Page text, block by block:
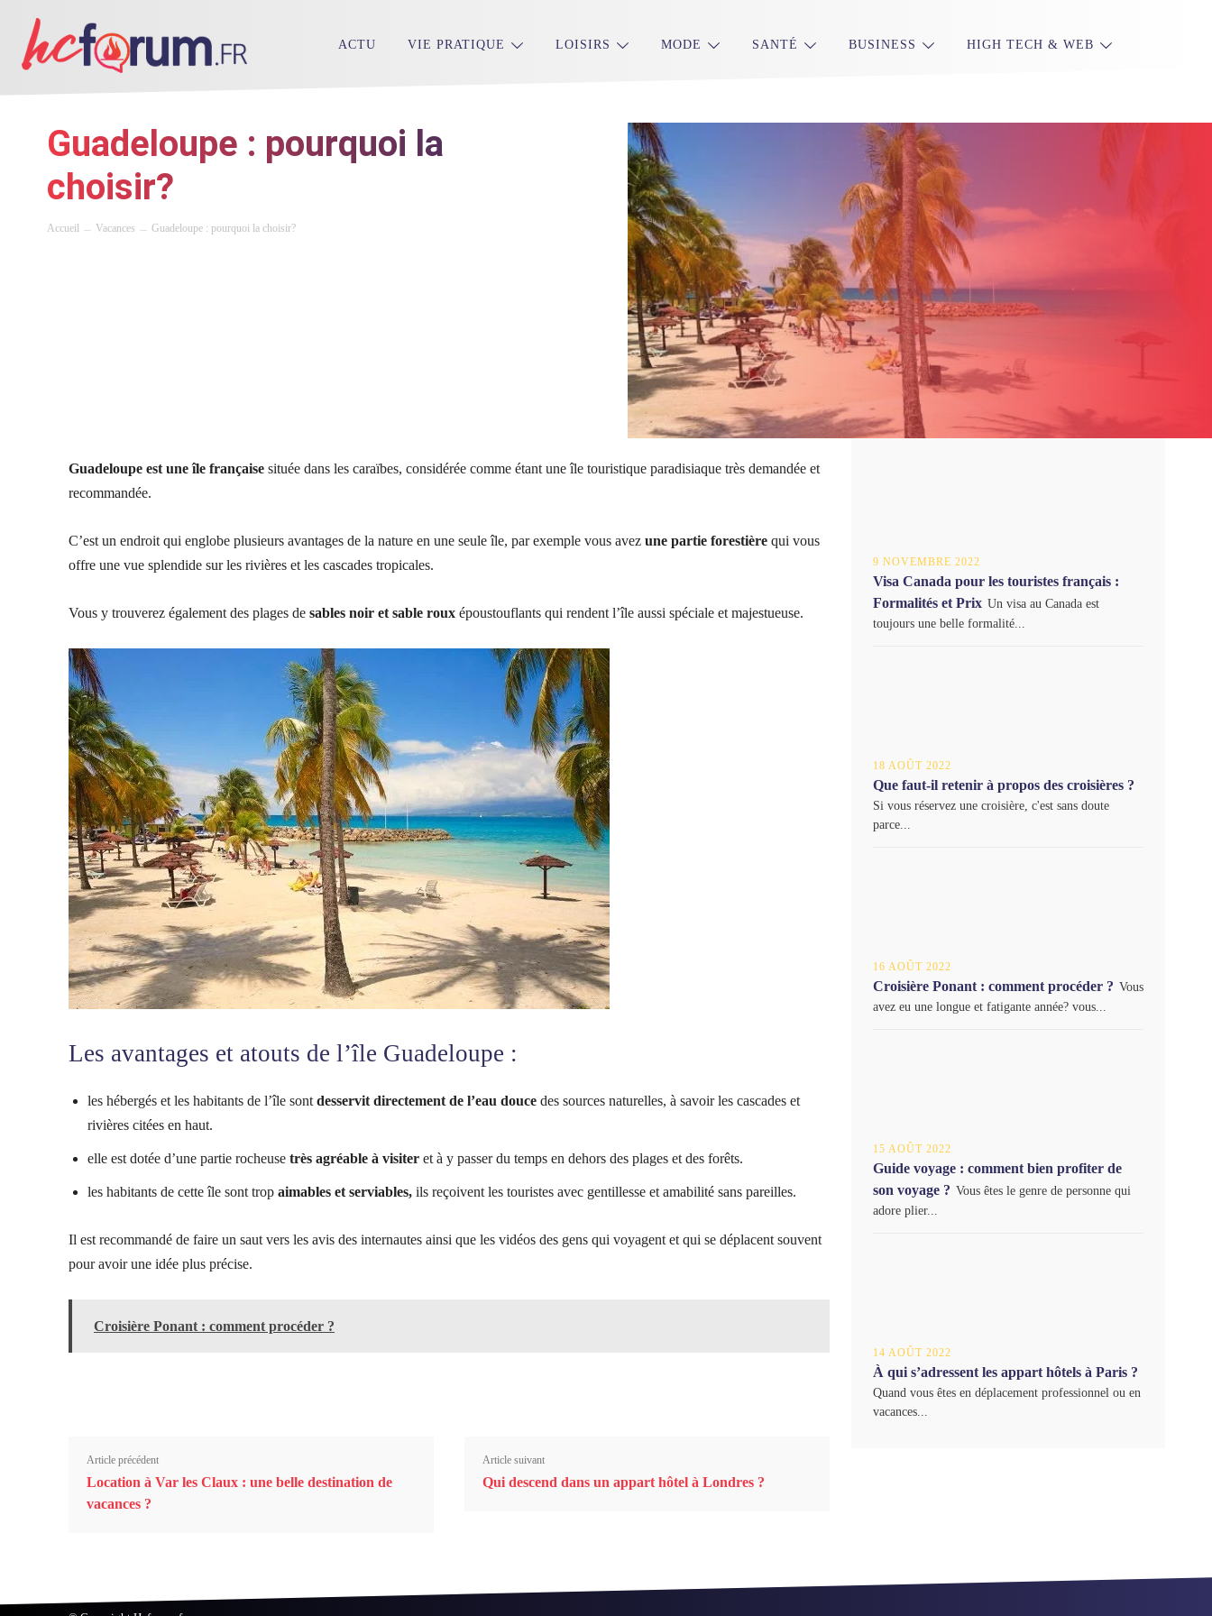
ACTU VIE PRATIQUE LOISIRS MODE SANTÉ BUSINESS HIGH TECH & WEB
Guadeloupe : pourquoi la
choisir?
Accueil Vacances Guadeloupe : pourquoi la choisir?
Guadeloupe est une île française située dans les caraïbes, considérée comme étant une île touristique paradisiaque très demandée et
recommandée.
C’est un endroit qui englobe plusieurs avantages de la nature en une seule île, par exemple vous avez une partie forestière qui vous
offre une vue splendide sur les rivières et les cascades tropicales.
Vous y trouverez également des plages de sables noir et sable roux époustouflants qui rendent l’île aussi spéciale et majestueuse.
Les avantages et atouts de l’île Guadeloupe :
les hébergés et les habitants de l’île sont desservit directement de l’eau douce des sources naturelles, à savoir les cascades et
rivières citées en haut.
elle est dotée d’une partie rocheuse très agréable à visiter et à y passer du temps en dehors des plages et des forêts.
les habitants de cette île sont trop aimables et serviables, ils reçoivent les touristes avec gentillesse et amabilité sans pareilles.
Il est recommandé de faire un saut vers les avis des internautes ainsi que les vidéos des gens qui voyagent et qui se déplacent souvent
pour avoir une idée plus précise.
Croisière Ponant : comment procéder ?
Article précédent
Location à Var les Claux : une belle destination de
vacances ?
Article suivant
Qui descend dans un appart hôtel à Londres ?
9 NOVEMBRE 2022
Visa Canada pour les touristes français :
Formalités et Prix Un visa au Canada est
toujours une belle formalité...
18 AOÛT 2022
Que faut-il retenir à propos des croisières ?
Si vous réservez une croisière, c'est sans doute
parce...
16 AOÛT 2022
Croisière Ponant : comment procéder ? Vous
avez eu une longue et fatigante année? vous...
15 AOÛT 2022
Guide voyage : comment bien profiter de
son voyage ? Vous êtes le genre de personne qui
adore plier...
14 AOÛT 2022
À qui s’adressent les appart hôtels à Paris ?
Quand vous êtes en déplacement professionnel ou en
vacances...